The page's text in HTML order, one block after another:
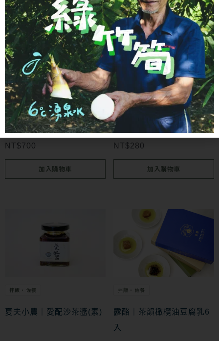
拌飯・佐餐
露酪｜蒜香奧勒岡橄欖油豆
腐乳6入
NT$700
加入購物車
拌飯・佐餐
國產100%純肉鬆
NT$280
加入購物車
拌飯・佐餐
夏夫小農｜愛配沙茶醬(素)
拌飯・佐餐
露酪｜茶韻橄欖油豆腐乳6
入